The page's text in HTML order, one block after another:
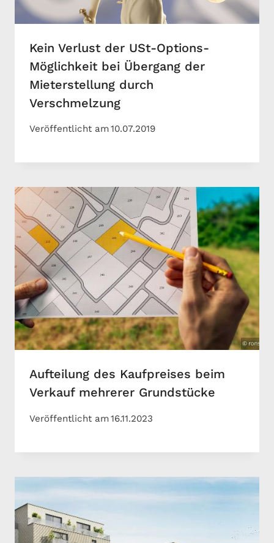
Kein Verlust der USt-Options-
Möglichkeit bei Übergang der
Mieterstellung durch
Verschmelzung
Veröffentlicht am10.07.2019
Aufteilung des Kaufpreises beim
Verkauf mehrerer Grundstücke
Veröffentlicht am16.11.2023